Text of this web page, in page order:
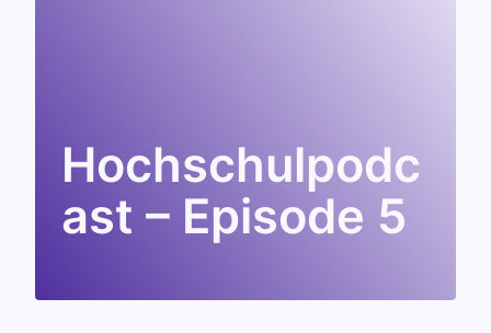
Hochschulpodc
ast – Episode 5